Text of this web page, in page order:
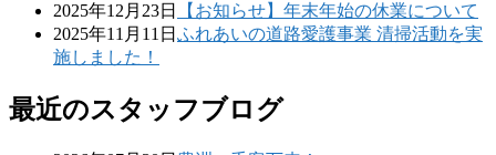
2025年12月23日
【お知らせ】年末年始の休業について
2025年11月11日 ふれあいの道路愛護事業 清掃活動を実
施しました！
最近のスタッフブログ